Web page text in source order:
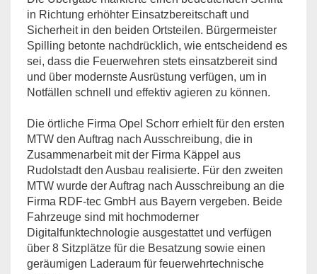
in Richtung erhöhter Einsatzbereitschaft und
Sicherheit in den beiden Ortsteilen. Bürgermeister
Spilling betonte nachdrücklich, wie entscheidend es
sei, dass die Feuerwehren stets einsatzbereit sind
und über modernste Ausrüstung verfügen, um in
Notfällen schnell und effektiv agieren zu können.
Die örtliche Firma Opel Schorr erhielt für den ersten
MTW den Auftrag nach Ausschreibung, die in
Zusammenarbeit mit der Firma Käppel aus
Rudolstadt den Ausbau realisierte. Für den zweiten
MTW wurde der Auftrag nach Ausschreibung an die
Firma RDF-tec GmbH aus Bayern vergeben. Beide
Fahrzeuge sind mit hochmoderner
Digitalfunktechnologie ausgestattet und verfügen
über 8 Sitzplätze für die Besatzung sowie einen
geräumigen Laderaum für feuerwehrtechnische